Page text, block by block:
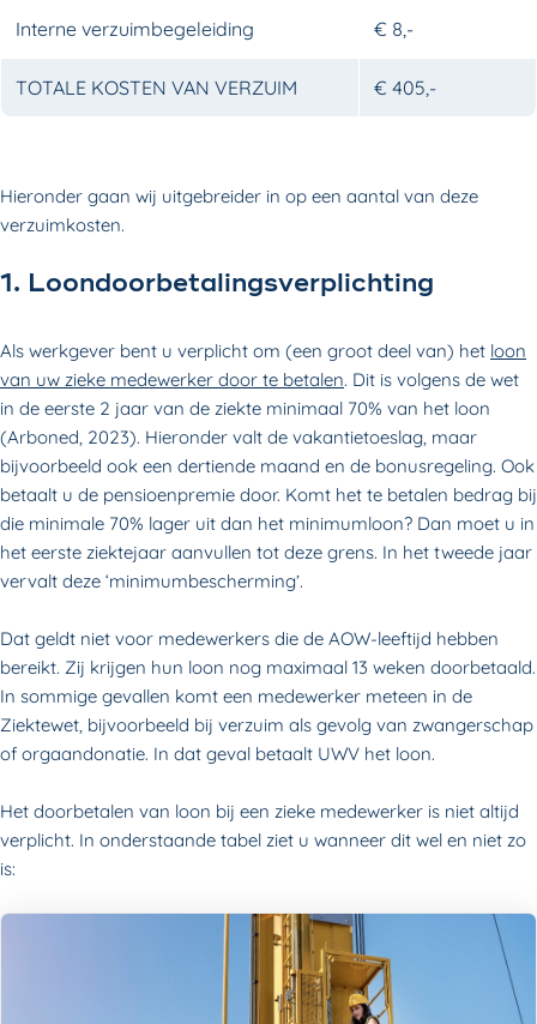
Interne verzuimbegeleiding € 8,-
TOTALE KOSTEN VAN VERZUIM € 405,-
Hieronder gaan wij uitgebreider in op een aantal van deze
verzuimkosten.
1. Loondoorbetalings­verplichting
Als werkgever bent u verplicht om (een groot deel van) het loon
van uw zieke medewerker door te betalen. Dit is volgens de wet
in de eerste 2 jaar van de ziekte minimaal 70% van het loon
(Arboned, 2023). Hieronder valt de vakantietoeslag, maar
bijvoorbeeld ook een dertiende maand en de bonusregeling. Ook
betaalt u de pensioenpremie door. Komt het te betalen bedrag bij
die minimale 70% lager uit dan het minimumloon? Dan moet u in
het eerste ziektejaar aanvullen tot deze grens. In het tweede jaar
vervalt deze ‘minimumbescherming’.
Dat geldt niet voor medewerkers die de AOW-leeftijd hebben
bereikt. Zij krijgen hun loon nog maximaal 13 weken doorbetaald.
In sommige gevallen komt een medewerker meteen in de
Ziektewet, bijvoorbeeld bij verzuim als gevolg van zwangerschap
of orgaandonatie. In dat geval betaalt UWV het loon.
Het doorbetalen van loon bij een zieke medewerker is niet altijd
verplicht. In onderstaande tabel ziet u wanneer dit wel en niet zo
is: